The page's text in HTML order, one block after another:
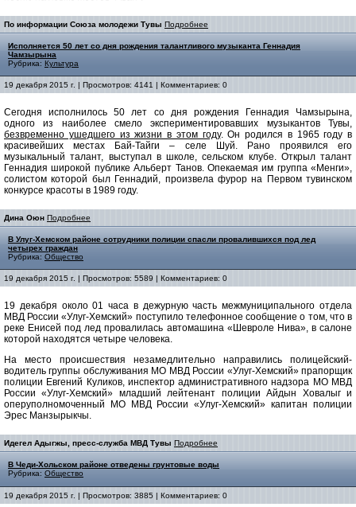
По информации Союза молодежи Тувы Подробнее
Исполняется 50 лет со дня рождения талантливого музыканта Геннадия
Чамзырына
Рубрика: Культура
19 декабря 2015 г. | Просмотров: 4141 | Комментариев: 0
Сегодня исполнилось 50 лет со дня рождения Геннадия Чамзырына,
одного из наиболее смело экспериментировавших музыкантов Тувы,
безвременно ушедшего из жизни в этом году. Он родился в 1965 году в
красивейших местах Бай-Тайги – селе Шуй. Рано проявился его
музыкальный талант, выступал в школе, сельском клубе. Открыл талант
Геннадия широкой публике Альберт Танов. Опекаемая им группа «Менги»,
солистом которой был Геннадий, произвела фурор на Первом тувинском
конкурсе красоты в 1989 году.
Дина Оюн Подробнее
В Улуг-Хемском районе сотрудники полиции спасли провалившихся под лед
четырех граждан
Рубрика: Общество
19 декабря 2015 г. | Просмотров: 5589 | Комментариев: 0
19 декабря около 01 часа в дежурную часть межмуниципального отдела
МВД России «Улуг-Хемский» поступило телефонное сообщение о том, что в
реке Енисей под лед провалилась автомашина «Шевроле Нива», в салоне
которой находятся четыре человека.
На место происшествия незамедлительно направились полицейский-
водитель группы обслуживания МО МВД России «Улуг-Хемский» прапорщик
полиции Евгений Куликов, инспектор административного надзора МО МВД
России «Улуг-Хемский» младший лейтенант полиции Айдын Ховалыг и
оперуполномоченный МО МВД России «Улуг-Хемский» капитан полиции
Эрес Манзырыкчы.
Идегел Адыгжы, пресс-служба МВД Тувы Подробнее
В Чеди-Хольском районе отведены грунтовые воды
Рубрика: Общество
19 декабря 2015 г. | Просмотров: 3885 | Комментариев: 0